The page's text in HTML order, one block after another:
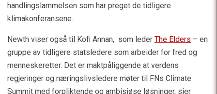
handlingslammelsen som har preget de tidligere
klimakonferansene.
Newth viser også til Kofi Annan, som leder The Elders – en
gruppe av tidligere statsledere som arbeider for fred og
menneskeretter. Det er maktpåliggende at verdens
regjeringer og næringslivsledere møter til FNs Climate
Summit med forpliktende og ambisiøse løsninger, sier